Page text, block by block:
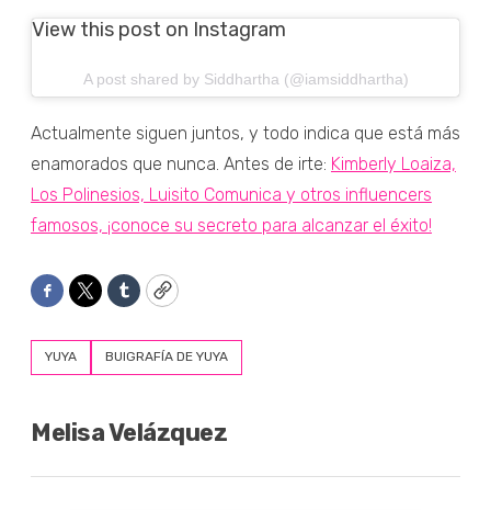
View this post on Instagram
A post shared by Siddhartha (@iamsiddhartha)
Actualmente siguen juntos, y todo indica que está más
enamorados que nunca. Antes de irte: Kimberly Loaiza,
Los Polinesios, Luisito Comunica y otros influencers
famosos, ¡conoce su secreto para alcanzar el éxito!
Facebook
TwitterTumblrCopy
YUYA BUIGRAFÍA DE YUYA
Melisa Velázquez